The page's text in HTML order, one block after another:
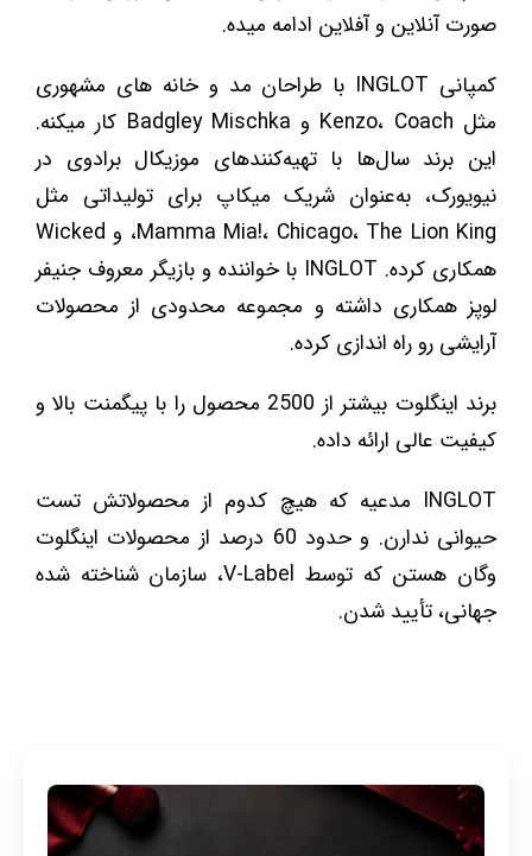
صورت آنلاین و آفلاین ادامه میده.
کمپانی INGLOT با طراحان مد و خانه های مشهوری
مثل Kenzo، Coach و Badgley Mischka کار میکنه.
این برند سال‌ها با تهیه‌کنندهای موزیکال‌ برادوی در
نیویورک، به‌عنوان شریک میکاپ برای تولیداتی مثل
Mamma Mia!، Chicago، The Lion King، و Wicked
همکاری کرده‌. INGLOT با خواننده و بازیگر معروف جنیفر
لوپز همکاری داشته و مجموعه محدودی از محصولات
آرایشی رو راه اندازی کرده.
برند اینگلوت بیشتر از 2500 محصول را با پیگمنت بالا و
کیفیت عالی ارائه داده.
INGLOT مدعیه که هیچ کدوم از محصولاتش تست
حیوانی ندارن. و حدود 60 درصد از محصولات اینگلوت
وگان هستن که توسط V-Label، سازمان شناخته شده
جهانی، تأیید شدن.